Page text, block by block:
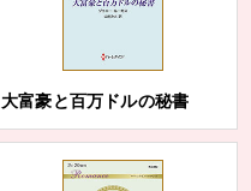
大富豪と百万ドルの秘書